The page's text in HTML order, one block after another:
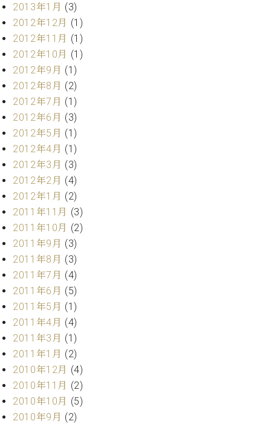
ビ
ス
(
調
律
ア
タ
ー
サ
ー
ビ
(調
律)
調
律
師
紹
調
律
料
金
表
問
い
合
わ
2013年1月 (3)
2012年12月 (1)
2012年11月 (1)
2012年10月 (1)
2012年9月 (1)
2012年8月 (2)
2012年7月 (1)
2012年6月 (3)
2012年5月 (1)
2012年4月 (1)
2012年3月 (3)
2012年2月 (4)
2012年1月 (2)
2011年11月 (3)
2011年10月 (2)
2011年9月 (3)
2011年8月 (3)
2011年7月 (4)
2011年6月 (5)
2011年5月 (1)
2011年4月 (4)
2011年3月 (1)
2011年1月 (2)
2010年12月 (4)
2010年11月 (2)
2010年10月 (5)
2010年9月 (2)